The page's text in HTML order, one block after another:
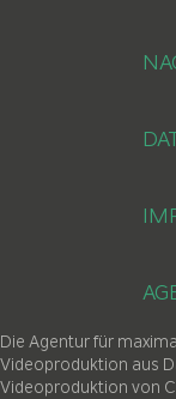
Die Agentur für
Videoproduktion aus
Videoproduktion von